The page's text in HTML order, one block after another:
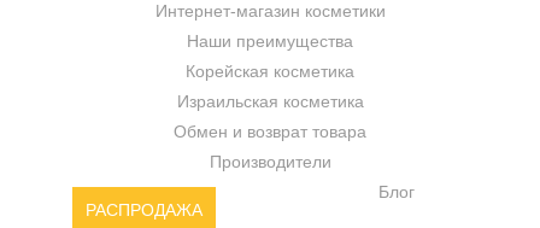
Интернет-магазин косметики
Наши преимущества
Корейская косметика
Израильская косметика
Обмен и возврат товара
Производители
РАСПРОДАЖА
Блог